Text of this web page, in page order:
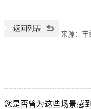
来源：丰
您是否曾为这些场景感